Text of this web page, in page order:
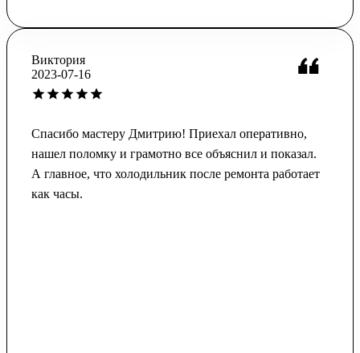
Виктория
2023-07-16
Спасибо мастеру Дмитрию! Приехал оперативно,
нашел поломку и грамотно все объяснил и показал.
А главное, что холодильник после ремонта работает
как часы.